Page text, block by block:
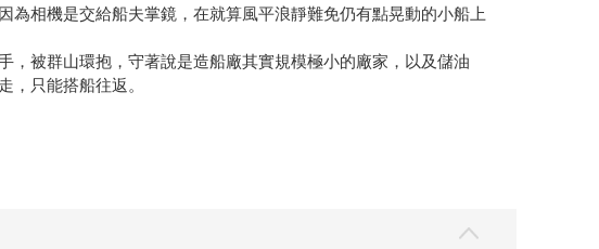
相機是交給船夫掌鏡，在就算風平浪靜難免仍有點晃動的小船上
被群山環抱，守著說是造船廠其實規模極小的廠家，以及儲油
，只能搭船往返。
少。小海灣的海面，頓時也顯得格外開闊。